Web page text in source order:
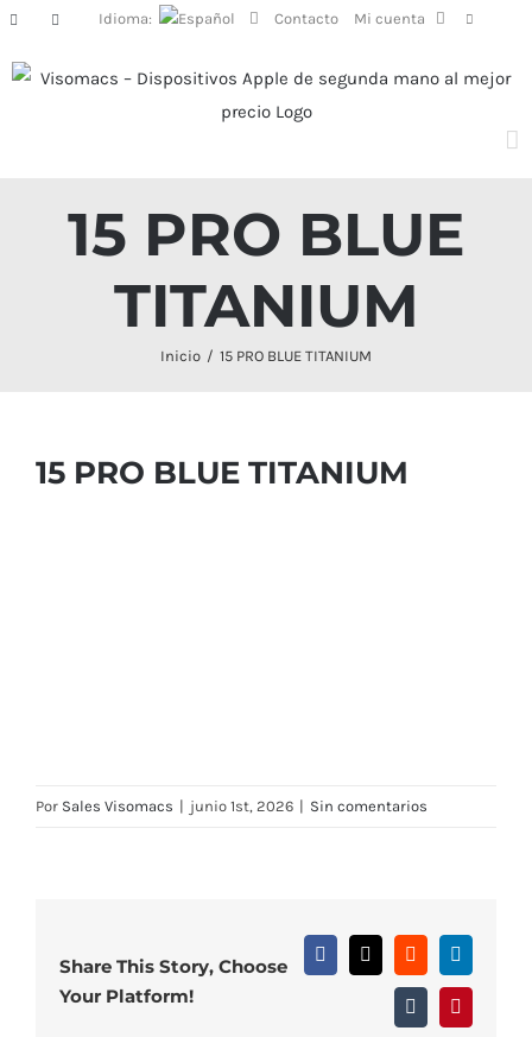
Saltar
contenido
Facebook InstagramIdioma: Contacto Mi cuenta
15 PRO BLUE
TITANIUM
Inicio 15 PRO BLUE TITANIUM
15 PRO BLUE TITANIUM
Por Sales Visomacs | junio 1st, 2026 | Sin comentarios
Share This Story, Choose
Your Platform!
Facebook
X RedditLinkedIn
TumblrPinterest